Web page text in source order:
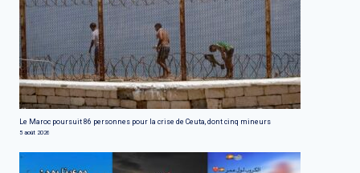
Le Maroc poursuit 86 personnes pour la crise de Ceuta, dont cinq mineurs
5 août 2026